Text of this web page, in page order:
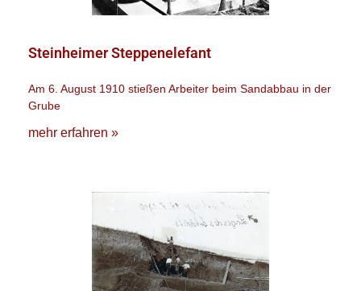
Steinheimer Steppenelefant
Am 6. August 1910 stießen Arbeiter beim Sandabbau in der
Grube
mehr erfahren »